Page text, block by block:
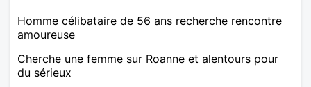
Homme célibataire de 56 ans recherche rencontre
amoureuse
Cherche une femme sur Roanne et alentours pour
du sérieux